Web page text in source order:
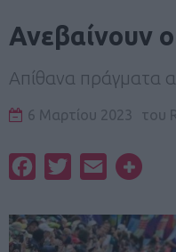
Ανεβαίνουν
Απίθανα πράγματα
6 Μαρτίου 2023 του
FacebookTwitterEmail